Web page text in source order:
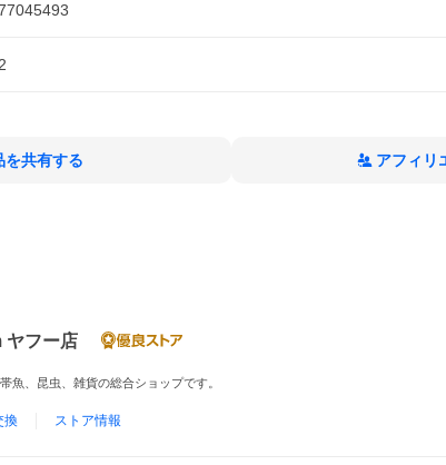
を共有する アフィリ
ヤフー店
魚、昆虫、雑貨の総合ショップです。
換 ストア情報